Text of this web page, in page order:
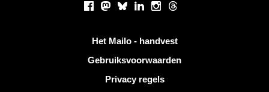
Facebook
Mastodon
BlueskyLinkedInInstagram
Threads
Het Mailo - handvest
Gebruiksvoorwaarden
Privacy regels